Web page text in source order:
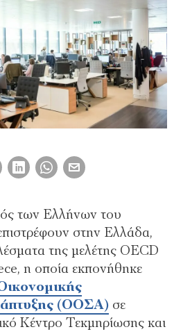
των Ελλήνων του
στην Ελλάδα,
της μελέτης OECD
η οποία εκπονήθηκε
(ΟΟΣΑ) σε
Κέντρο Τεκμηρίωσης και